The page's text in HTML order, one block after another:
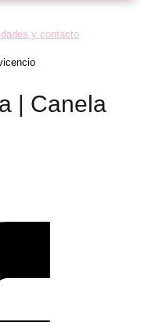
y contacto
| Canela